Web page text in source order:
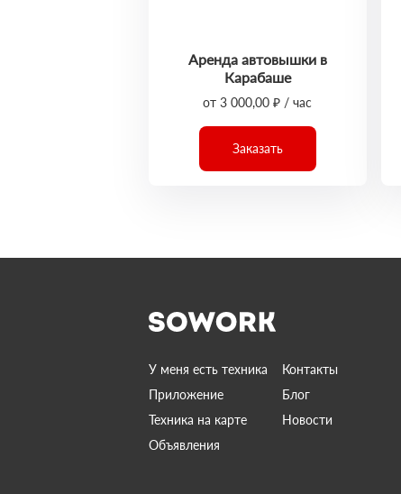
Аренда автовышки в
Карабаше
от 3 000,00 ₽ / час
Заказать
У меня есть техника
Контакты
Приложение
Блог
Техника на карте
Новости
Объявления